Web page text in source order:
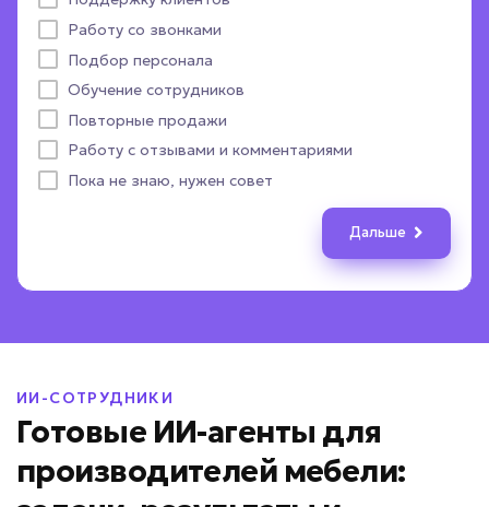
Работу со звонками
Подбор персонала
Обучение сотрудников
Повторные продажи
Работу с отзывами и комментариями
Пока не знаю, нужен совет
Дальше
Более 1000
Авито
Телефонные звонки
CRM-система
С партнерами и подрядчиками
Отправить уведомление в Telegram
Отправить уведомление в MAX
Выдать расчет стоимости
Пока не определились
Параметры заказа
Документы и файлы
Другое
ПОЛУЧИТЬ ПОДБОР
ИИ-СОТРУДНИКИ
Готовые ИИ-агенты для
производителей мебели: